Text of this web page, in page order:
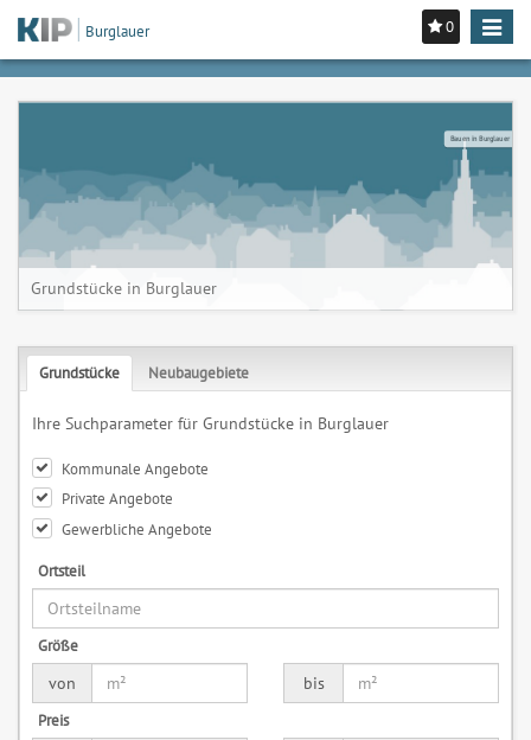
0
Toggle
Burglauer
Bauen in Burglauer
Grundstücke in Burglauer
Grundstücke Neubaugebiete
Ihre Suchparameter für Grundstücke in Burglauer
Kommunale Angebote
Private Angebote
Gewerbliche Angebote
Ortsteil
Größe
von
bis
Preis